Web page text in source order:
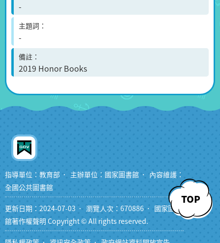
-
主題詞
-
備註
2019 Honor Books
TOP
指導單位：教育部 主辦單位：國家圖書館
內容維護：
全國公共圖書館
更新日期：2024-07-03 瀏覽人次：670886
國家圖書
館著作權聲明 Copyright © All rights reserved.